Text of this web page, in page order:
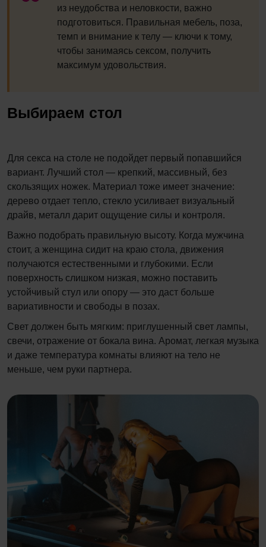
из неудобства и неловкости, важно
подготовиться. Правильная мебель, поза,
темп и внимание к телу — ключи к тому,
чтобы занимаясь сексом, получить
максимум удовольствия.
Выбираем стол
Для секса на столе не подойдет первый попавшийся
вариант. Лучший стол — крепкий, массивный, без
скользящих ножек. Материал тоже имеет значение:
дерево отдает тепло, стекло усиливает визуальный
драйв, металл дарит ощущение силы и контроля.
Важно подобрать правильную высоту. Когда мужчина
стоит, а женщина сидит на краю стола, движения
получаются естественными и глубокими. Если
поверхность слишком низкая, можно поставить
устойчивый стул или опору — это даст больше
вариативности и свободы в позах.
Свет должен быть мягким: приглушенный свет лампы,
свечи, отражение от бокала вина. Аромат, легкая музыка
и даже температура комнаты влияют на тело не
меньше, чем руки партнера.